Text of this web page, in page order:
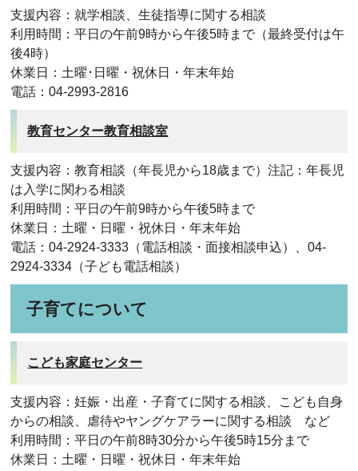
支援内容：就学相談、生徒指導に関する相談
利用時間：平日の午前9時から午後5時まで（最終受付は午
後4時）
休業日：土曜･日曜・祝休日・年末年始
電話：04-2993-2816
教育センター教育相談室
支援内容：教育相談（年長児から18歳まで）注記：年長児
は入学に関わる相談
利用時間：平日の午前9時から午後5時まで
休業日：土曜・日曜・祝休日・年末年始
電話：04-2924-3333（電話相談・面接相談申込）、04-
2924-3334（子ども電話相談）
子育てについて
こども家庭センター
支援内容：妊娠・出産・子育てに関する相談、こども自身
からの相談、虐待やヤングケアラーに関する相談 など
利用時間：平日の午前8時30分から午後5時15分まで
休業日：土曜・日曜・祝休日・年末年始